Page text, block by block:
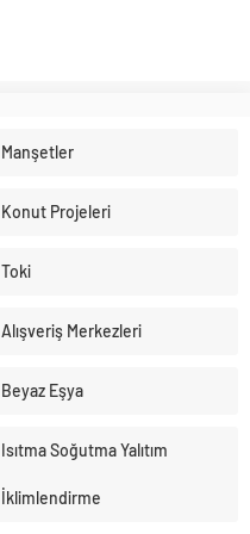
Manşetler
Konut Projeleri
Toki
Alışveriş Merkezleri
Beyaz Eşya
Isıtma Soğutma Yalıtım
İklimlendirme